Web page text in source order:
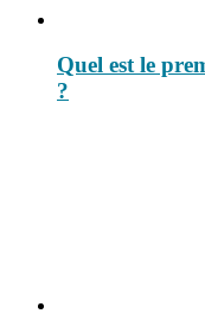
Quel est le
?